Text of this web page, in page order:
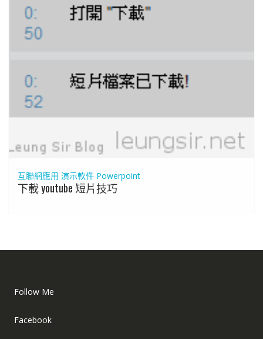
互聯網應用 演示軟件 Powerpoint
下載 youtube 短片技巧
Follow Me
Facebook